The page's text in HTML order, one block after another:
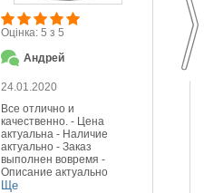
Оцінка: 5 з 5
Андрей
24.01.2020
Все отлично и
качественно. - Цена
актуальна - Наличие
актуально - Заказ
выполнен вовремя -
Описание актуально
Ще